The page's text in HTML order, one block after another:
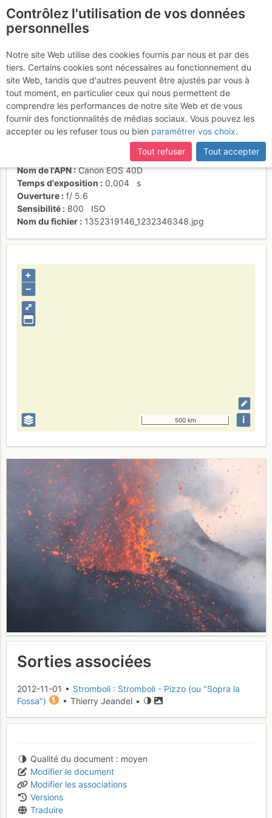
Stromboli
Activités
Date/heure
1 nov. 2012 17:00
Contributeur
Thierry Jeandel
collaboratif (CC by-sa)
Nom de l'APN
Canon EOS 40D
Temps d'exposition
0.004
s
Ouverture
f/ 5.6
Sensibilité
800
ISO
Nom du fichier
1352319146_1232346348.jpg
⤢
+
–
500 km i
Sorties associées
2012-11-01 • Stromboli : Stromboli - Pizzo (ou "Sopra la
Fossa")
• Thierry Jeandel •
Qualité du document
moyen
Modifier le document
Modifier les associations
Versions
Traduire
Contrôlez l'utilisation de vos données
personnelles
Notre site Web utilise des cookies fournis par nous et par des
tiers. Certains cookies sont nécessaires au fonctionnement du
site Web, tandis que d'autres peuvent être ajustés par vous à
tout moment, en particulier ceux qui nous permettent de
comprendre les performances de notre site Web et de vous
fournir des fonctionnalités de médias sociaux. Vous pouvez les
accepter ou les refuser tous ou bien paramétrer vos choix.
Tout refuser
Tout accepter